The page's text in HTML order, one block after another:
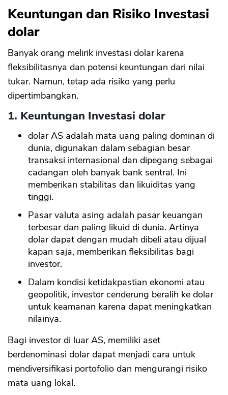
Keuntungan dan Risiko Investasi
dolar
Banyak orang melirik investasi dolar karena
fleksibilitasnya dan potensi keuntungan dari nilai
tukar. Namun, tetap ada risiko yang perlu
dipertimbangkan.
1. Keuntungan Investasi dolar
dolar AS adalah mata uang paling dominan di
dunia, digunakan dalam sebagian besar
transaksi internasional dan dipegang sebagai
cadangan oleh banyak bank sentral. Ini
memberikan stabilitas dan likuiditas yang
tinggi.
Pasar valuta asing adalah pasar keuangan
terbesar dan paling likuid di dunia. Artinya
dolar dapat dengan mudah dibeli atau dijual
kapan saja, memberikan fleksibilitas bagi
investor.
Dalam kondisi ketidakpastian ekonomi atau
geopolitik, investor cenderung beralih ke dolar
untuk keamanan karena dapat meningkatkan
nilainya.
Bagi investor di luar AS, memiliki aset
berdenominasi dolar dapat menjadi cara untuk
mendiversifikasi portofolio dan mengurangi risiko
mata uang lokal.